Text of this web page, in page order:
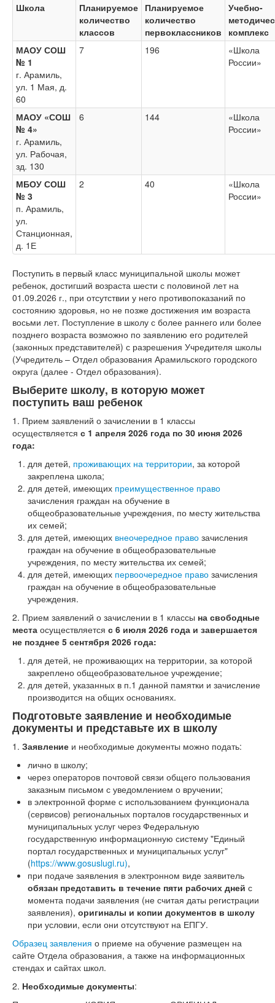
Школа
Планируемое
количество
классов
Планируемое
количество
первоклассников
Учебно-
комплекс
МАОУ СОШ
№ 1
г. Арамиль,
ул. 1 Мая, д.
60
7 196
«Школа
России»
МАОУ «СОШ
№ 4»
г. Арамиль,
ул. Рабочая,
зд. 130
6 144
«Школа
России»
МБОУ СОШ
№ 3
п. Арамиль,
ул.
Станционная,
д. 1Е
2 40
«Школа
России»
Поступить в первый класс муниципальной школы может
ребенок, достигший возраста шести с половиной лет на
01.09.2026 г., при отсутствии у него противопоказаний по
состоянию здоровья, но не позже достижения им возраста
восьми лет. Поступление в школу с более раннего или более
позднего возраста возможно по заявлению его родителей
(законных представителей) с разрешения Учредителя школы
(Учредитель – Отдел образования Арамильского городского
округа (далее - Отдел образования).
Выберите школу, в которую может
поступить ваш ребенок
1. Прием заявлений о зачислении в 1 классы
осуществляется с 1 апреля 2026 года по 30 июня 2026
года:
для детей, проживающих на территории, за которой
закреплена школа;
для детей, имеющих преимущественное право
зачисления граждан на обучение в
общеобразовательные учреждения, по месту жительства
их семей;
для детей, имеющих внеочередное право зачисления
граждан на обучение в общеобразовательные
учреждения, по месту жительства их семей;
для детей, имеющих первоочередное право зачисления
граждан на обучение в общеобразовательные
учреждения.
2. Прием заявлений о зачислении в 1 классы на свободные
места осуществляется с 6 июля 2026 года и завершается
не позднее 5 сентября 2026 года:
для детей, не проживающих на территории, за которой
закреплено общеобразовательное учреждение;
для детей, указанных в п.1 данной памятки и зачисление
производится на общих основаниях.
Подготовьте заявление и необходимые
документы и представьте их в школу
1. Заявление и необходимые документы можно подать:
лично в школу;
через операторов почтовой связи общего пользования
заказным письмом с уведомлением о вручении;
в электронной форме с использованием функционала
(сервисов) региональных порталов государственных и
муниципальных услуг через Федеральную
государственную информационную систему "Единый
портал государственных и муниципальных услуг"
(https://www.gosuslugi.ru),
при подаче заявления в электронном виде заявитель
обязан представить в течение пяти рабочих дней с
момента подачи заявления (не считая даты регистрации
заявления), оригиналы и копии документов в школу
при условии, если они отсутствуют на ЕПГУ.
Образец заявления о приеме на обучение размещен на
сайте Отдела образования, а также на информационных
стендах и сайтах школ.
2. Необходимые документы: